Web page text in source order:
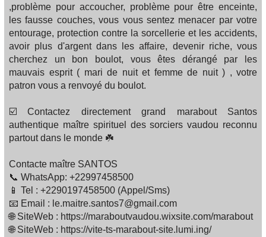
,problème pour accoucher, problème pour être enceinte,
les fausse couches, vous vous sentez menacer par votre
entourage, protection contre la sorcellerie et les accidents,
avoir plus d'argent dans les affaire, devenir riche, vous
cherchez un bon boulot, vous êtes dérangé par les
mauvais esprit ( mari de nuit et femme de nuit ) , votre
patron vous a renvoyé du boulot.
☑️ Contactez directement grand marabout Santos
authentique maître spirituel des sorciers vaudou reconnu
partout dans le monde ☘️
Contacte maître SANTOS
📞 WhatsApp: +22997458500
📱 Tel : +2290197458500 (Appel/Sms)
📧 Email : le.maitre.santos7@gmail.com
🌐 SiteWeb : https://maraboutvaudou.wixsite.com/marabout
🌐 SiteWeb : https://vite-ts-marabout-site.lumi.ing/